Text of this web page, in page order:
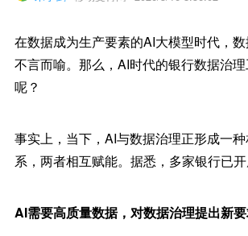
在数据成为生产要素的AI大模型时代，
不言而喻。那么，AI时代的银行数据治
呢？
事实上，当下，AI与数据治理正形成一
系，两者相互赋能。据悉，多家银行已开
AI需要高质量数据，对数据治理提出新